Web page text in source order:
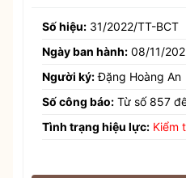
Số hiệu: 31/2022/TT-BCT
Ngày ban hành: 08/11/
Người ký:Đặng Hoàng An
Số công báo: Từ số 857
Tình trạng hiệu lực: Kiểm